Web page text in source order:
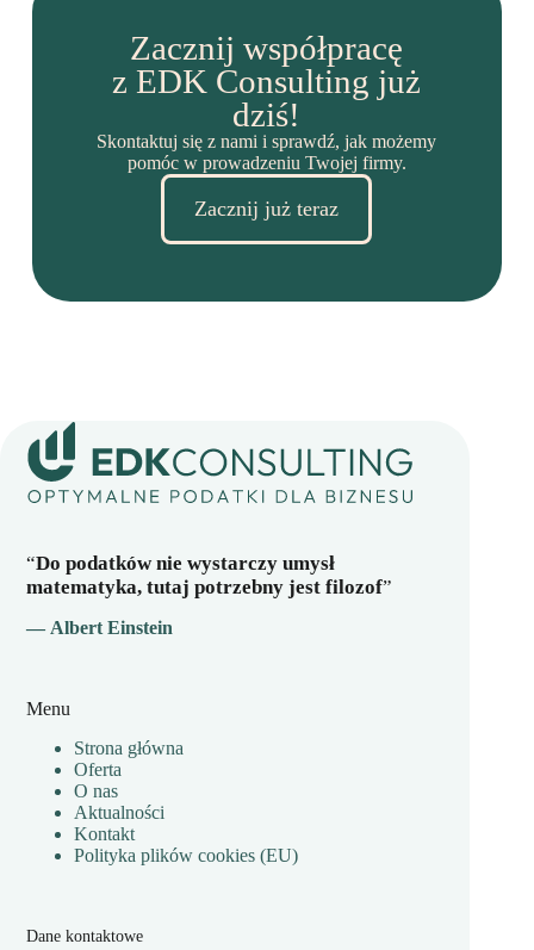
Zacznij współpracę
z EDK Consulting już
dziś!
Skontaktuj się z nami i sprawdź, jak możemy
pomóc w prowadzeniu Twojej firmy.
Zacznij już teraz
“Do podatków nie wystarczy umysł
matematyka, tutaj potrzebny jest filozof”
— Albert Einstein
Menu
Strona główna
Oferta
O nas
Aktualności
Kontakt
Polityka plików cookies (EU)
Dane kontaktowe